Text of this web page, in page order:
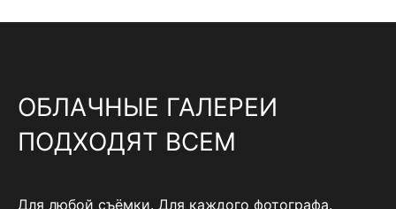
ОБЛАЧНЫЕ ГАЛЕРЕИ
ПОДХОДЯТ ВСЕМ
Для любой съёмки. Для каждого фотографа.